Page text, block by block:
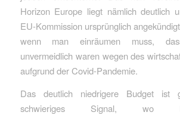
Horizon Europe liegt nämlich deutlich
EU-Kommission ursprünglich
wenn man einräumen muss,
unvermeidlich waren wegen des
aufgrund der Covid-Pandemie.
Das deutlich niedrigere Budget ist
schwieriges Signal, wo